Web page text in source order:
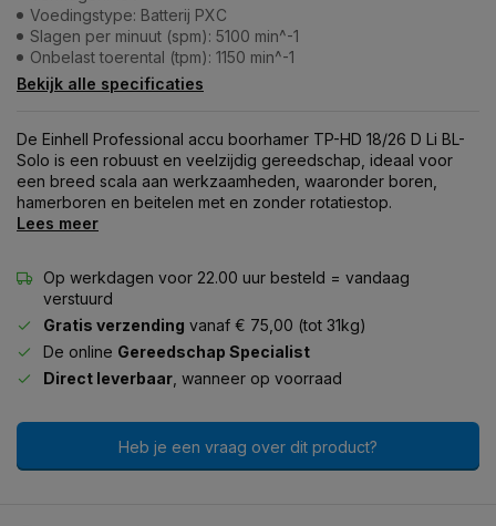
Voedingstype: Batterij PXC
Slagen per minuut (spm): 5100 min^-1
Onbelast toerental (tpm): 1150 min^-1
Bekijk alle specificaties
De Einhell Professional accu boorhamer TP-HD 18/26 D Li BL-
Solo is een robuust en veelzijdig gereedschap, ideaal voor
een breed scala aan werkzaamheden, waaronder boren,
hamerboren en beitelen met en zonder rotatiestop.
Lees meer
Op werkdagen voor 22.00 uur besteld = vandaag
verstuurd
Gratis verzending vanaf € 75,00 (tot 31kg)
De online Gereedschap Specialist
Direct leverbaar , wanneer op voorraad
Heb je een vraag over dit product?